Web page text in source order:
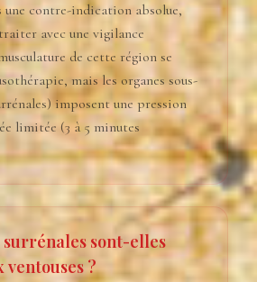
une contre-indication absolue,
avec une vigilance
de cette région se
mais les organes sous-
imposent une pression
limitée (3 à 5 minutes
sont-elles
ventouses ?